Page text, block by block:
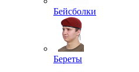
Бейсболки
Береты